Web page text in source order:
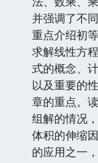
并强调了不
重点介绍初
求解线性方
式的概念、
以及重要的
章的重点。
组解的情况
体积的伸缩
的应用之一